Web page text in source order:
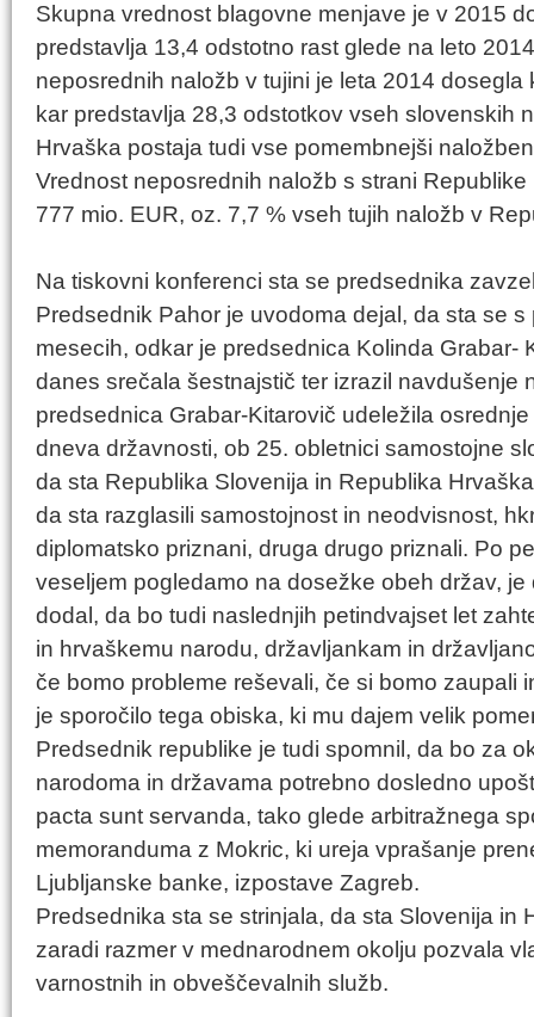
Skupna vrednost blagovne menjave je v 2015
predstavlja 13,4 odstotno rast glede na leto
neposrednih naložb v tujini je leta 2014 dosegla
kar predstavlja 28,3 odstotkov vseh slovenskih
Hrvaška postaja tudi vse pomembnejši
Vrednost neposrednih naložb s strani
777 mio. EUR, oz. 7,7 % vseh tujih naložb v
Na tiskovni konferenci sta se predsednika
Predsednik Pahor je uvodoma dejal, da sta se
mesecih, odkar je predsednica Kolinda Grabar-
danes srečala šestnajstič ter izrazil navdušenje
predsednica Grabar-Kitarovič udeležila
dneva državnosti, ob 25. obletnici samostojne
da sta Republika Slovenija in Republika
da sta razglasili samostojnost in neodvisnost,
diplomatsko priznani, druga drugo priznali. Po
veseljem pogledamo na dosežke obeh držav,
dodal, da bo tudi naslednjih petindvajset let
in hrvaškemu narodu, državljankam in
če bomo probleme reševali, če si bomo zaupali
je sporočilo tega obiska, ki mu dajem velik
Predsednik republike je tudi spomnil, da bo za
narodoma in državama potrebno dosledno
pacta sunt servanda, tako glede arbitražnega
memoranduma z Mokric, ki ureja vprašanje
Ljubljanske banke, izpostave Zagreb.
Predsednika sta se strinjala, da sta Slovenija in
zaradi razmer v mednarodnem okolju pozvala
varnostnih in obveščevalnih služb.